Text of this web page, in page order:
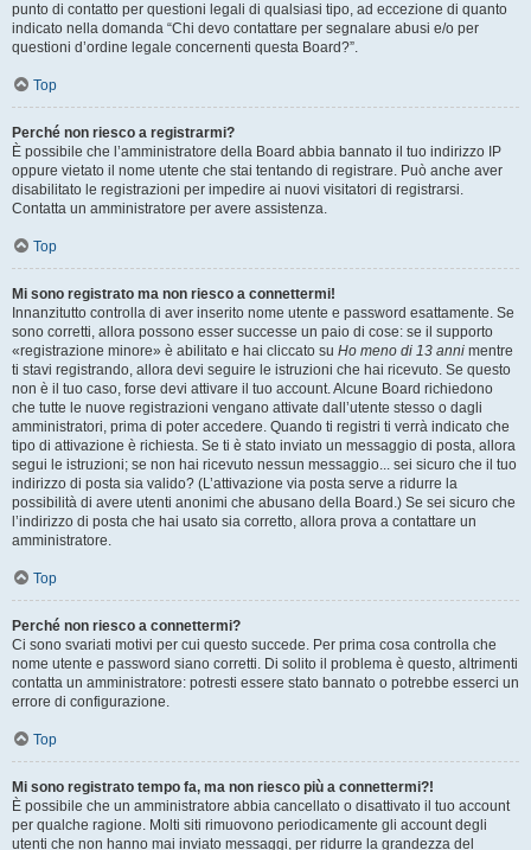
punto di contatto per questioni legali di qualsiasi tipo, ad eccezione di quanto
indicato nella domanda “Chi devo contattare per segnalare abusi e/o per
questioni d’ordine legale concernenti questa Board?”.
Top
Perché non riesco a registrarmi?
È possibile che l’amministratore della Board abbia bannato il tuo indirizzo IP
oppure vietato il nome utente che stai tentando di registrare. Può anche aver
disabilitato le registrazioni per impedire ai nuovi visitatori di registrarsi.
Contatta un amministratore per avere assistenza.
Top
Mi sono registrato ma non riesco a connettermi!
Innanzitutto controlla di aver inserito nome utente e password esattamente. Se
sono corretti, allora possono esser successe un paio di cose: se il supporto
«registrazione minore» è abilitato e hai cliccato su Ho meno di 13 anni mentre
ti stavi registrando, allora devi seguire le istruzioni che hai ricevuto. Se questo
non è il tuo caso, forse devi attivare il tuo account. Alcune Board richiedono
che tutte le nuove registrazioni vengano attivate dall’utente stesso o dagli
amministratori, prima di poter accedere. Quando ti registri ti verrà indicato che
tipo di attivazione è richiesta. Se ti è stato inviato un messaggio di posta, allora
segui le istruzioni; se non hai ricevuto nessun messaggio... sei sicuro che il tuo
indirizzo di posta sia valido? (L’attivazione via posta serve a ridurre la
possibilità di avere utenti anonimi che abusano della Board.) Se sei sicuro che
l’indirizzo di posta che hai usato sia corretto, allora prova a contattare un
amministratore.
Top
Perché non riesco a connettermi?
Ci sono svariati motivi per cui questo succede. Per prima cosa controlla che
nome utente e password siano corretti. Di solito il problema è questo, altrimenti
contatta un amministratore: potresti essere stato bannato o potrebbe esserci un
errore di configurazione.
Top
Mi sono registrato tempo fa, ma non riesco più a connettermi?!
È possibile che un amministratore abbia cancellato o disattivato il tuo account
per qualche ragione. Molti siti rimuovono periodicamente gli account degli
utenti che non hanno mai inviato messaggi, per ridurre la grandezza del